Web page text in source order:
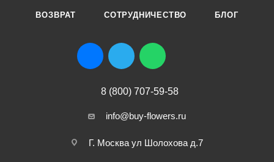
ВОЗВРАТ СОТРУДНИЧЕСТВО БЛОГ
8 (800) 707-59-58
info@buy-flowers.ru
Г. Москва ул Шолохова д.7